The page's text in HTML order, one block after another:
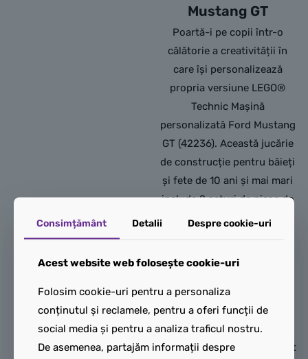
LEGO Ferrari FXX K
Oferă micilor iubitori de
model de mașină LEGO®
Technic Ferrari FXX K,
concepută pentru băieți și
fete de 10 ani și mai mari.
Mustang GT
Poartă-i pe copii într-o
călătorie a creativității în
care își personalizează
propria versiune LEGO®
Technic Mașină
personalizată Ford Mustang
GT (42236). Această jucărie
de construcție pentru băieți
și fete de 10 ani și mai mari
include 2 seturi de piese de
caroserie care pot fi
între o vopsea elegantă și o
versiune în stil graffiti – sau
poți combina elemente din
fiecare design pentru a crea
un aspect unic. Copiii își pot
Consimțământ Detalii Despre cookie-uri
Acest website web folosește cookie-uri
Folosim cookie-uri pentru a personaliza
conținutul și reclamele, pentru a oferi funcții de
social media și pentru a analiza traficul nostru.
De asemenea, partajăm informații despre